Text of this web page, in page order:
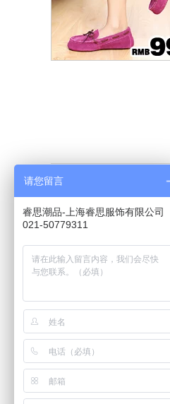
新手上路
积分奖励计划
订单的几种状态
Birkenstock尺码选择
Birkenstock鞋为什么一开始穿
舒服？
常见问题以及回答
友情链接： 睿思鞋靴专营店
请您留言
睿思潮品-上海睿思服饰有限公司
021-50779311